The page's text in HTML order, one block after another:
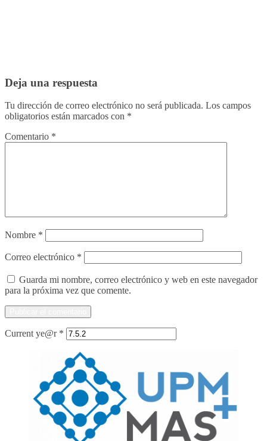
Deja una respuesta
Tu dirección de correo electrónico no será publicada. Los campos
obligatorios están marcados con *
Comentario *
Nombre *
Correo electrónico *
Guarda mi nombre, correo electrónico y web en este navegador
para la próxima vez que comente.
Current ye@r *